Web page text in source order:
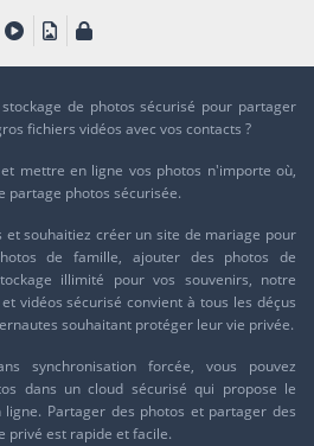
de photos sécurisé pour partager
fichiers vidéos avec vos contacts ?
mettre en ligne vos photos n'importe où,
partage photos sécurisée.
et souhaitiez créer un site de mariage pour
de famille, ajouter des photos de
illimité pour vos souvenirs, notre
vidéos sécurisé convient à tous les déçus
souhaitant protéger leur vie privée.
synchronisation forcée, vous pouvez
dans un cloud sécurisé qui propose le
Partager des photos et partager des
privé est rapide et facile.